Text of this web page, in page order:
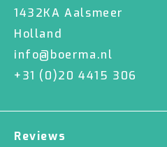
1432KA Aalsmeer
Holland
info@boerma.nl
+31 (0)20 4415 306
Reviews